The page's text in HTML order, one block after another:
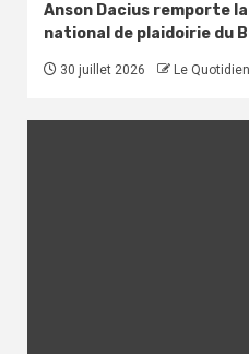
Anson Dacius remporte
national de plaidoirie du
30 juillet 2026 Le